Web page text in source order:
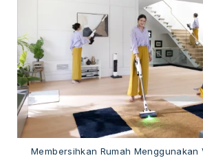
Membersihkan Rumah Menggunakan